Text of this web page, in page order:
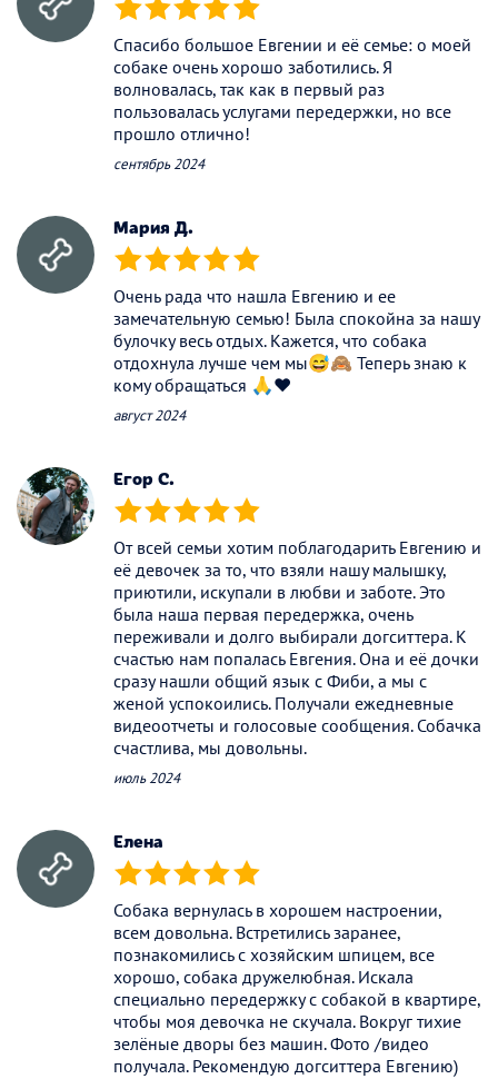
(*) (*) (*) (*) (*)
Спасибо большое Евгении и её семье: о моей
собаке очень хорошо заботились. Я
волновалась, так как в первый раз
пользовалась услугами передержки, но все
прошло отлично!
сентябрь 2024
Мария Д.
(*) (*) (*) (*) (*)
Очень рада что нашла Евгению и ее
замечательную семью! Была спокойна за нашу
булочку весь отдых. Кажется, что собака
отдохнула лучше чем мы😅🙈 Теперь знаю к
кому обращаться 🙏♥️
август 2024
Егор С.
(*) (*) (*) (*) (*)
От всей семьи хотим поблагодарить Евгению и
её девочек за то, что взяли нашу малышку,
приютили, искупали в любви и заботе. Это
была наша первая передержка, очень
переживали и долго выбирали догситтера. К
счастью нам попалась Евгения. Она и её дочки
сразу нашли общий язык с Фиби, а мы с
женой успокоились. Получали ежедневные
видеоотчеты и голосовые сообщения. Собачка
счастлива, мы довольны.
июль 2024
Елена
(*) (*) (*) (*) (*)
Собака вернулась в хорошем настроении,
всем довольна. Встретились заранее,
познакомились с хозяйским шпицем, все
хорошо, собака дружелюбная. Искала
специально передержку с собакой в квартире,
чтобы моя девочка не скучала. Вокруг тихие
зелёные дворы без машин. Фото /видео
получала. Рекомендую догситтера Евгению)